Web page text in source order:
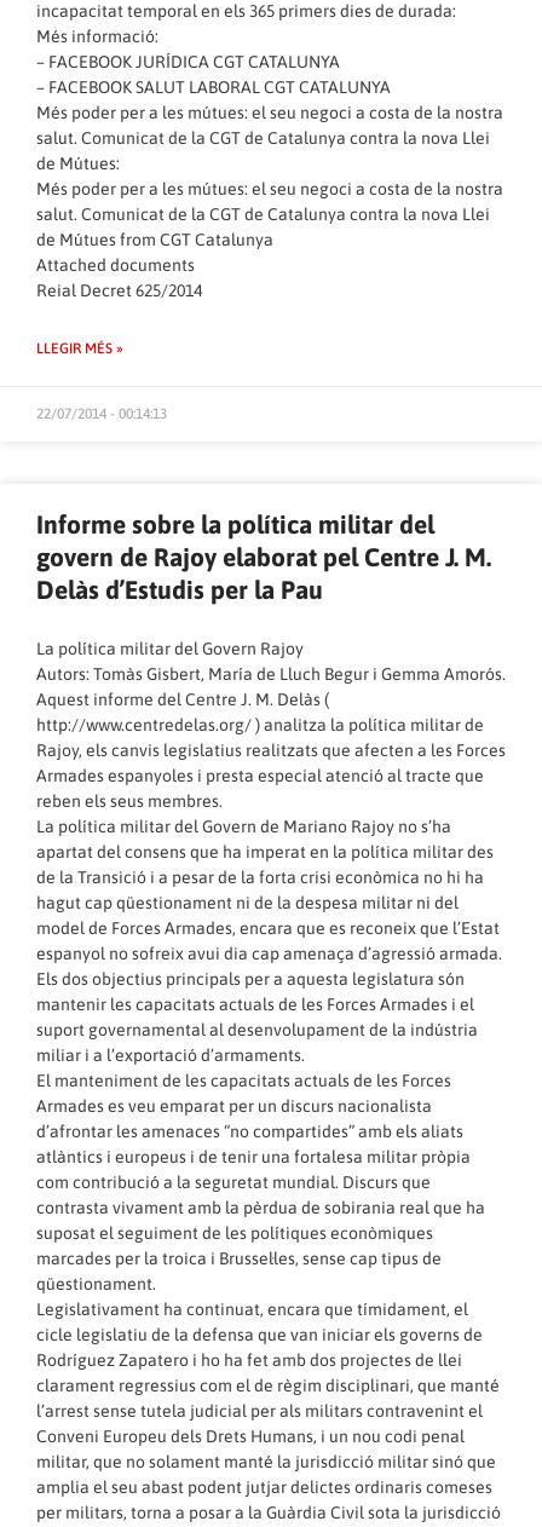
incapacitat temporal en els 365 primers dies de durada:
Més informació:
– FACEBOOK JURÍDICA CGT CATALUNYA
– FACEBOOK SALUT LABORAL CGT CATALUNYA
Més poder per a les mútues: el seu negoci a costa de la nostra
salut. Comunicat de la CGT de Catalunya contra la nova Llei
de Mútues:
Més poder per a les mútues: el seu negoci a costa de la nostra
salut. Comunicat de la CGT de Catalunya contra la nova Llei
de Mútuesfrom CGT Catalunya
Attached documents
Reial Decret 625/2014
LLEGIR MÉS »
22/07/2014 - 00:14:13
Informe sobre la política militar del
govern de Rajoy elaborat pel Centre J. M.
Delàs d’Estudis per la Pau
La política militar del Govern Rajoy
Autors: Tomàs Gisbert, María de Lluch Begur i Gemma Amorós.
Aquest informe del Centre J. M. Delàs (
http://www.centredelas.org/) analitza la política militar de
Rajoy, els canvis legislatius realitzats que afecten a les Forces
Armades espanyoles i presta especial atenció al tracte que
reben els seus membres.
La política militar del Govern de Mariano Rajoy no s’ha
apartat del consens que ha imperat en la política militar des
de la Transició i a pesar de la forta crisi econòmica no hi ha
hagut cap qüestionament ni de la despesa militar ni del
model de Forces Armades, encara que es reconeix que l’Estat
espanyol no sofreix avui dia cap amenaça d’agressió armada.
Els dos objectius principals per a aquesta legislatura són
mantenir les capacitats actuals de les Forces Armades i el
suport governamental al desenvolupament de la indústria
miliar i a l’exportació d’armaments.
El manteniment de les capacitats actuals de les Forces
Armades es veu emparat per un discurs nacionalista
d’afrontar les amenaces “no compartides” amb els aliats
atlàntics i europeus i de tenir una fortalesa militar pròpia
com contribució a la seguretat mundial. Discurs que
contrasta vivament amb la pèrdua de sobirania real que ha
suposat el seguiment de les polítiques econòmiques
marcades per la troica i Brussel·les, sense cap tipus de
qüestionament.
Legislativament ha continuat, encara que tímidament, el
cicle legislatiu de la defensa que van iniciar els governs de
Rodríguez Zapatero i ho ha fet amb dos projectes de llei
clarament regressius com el de règim disciplinari, que manté
l’arrest sense tutela judicial per als militars contravenint el
Conveni Europeu dels Drets Humans, i un nou codi penal
militar, que no solament manté la jurisdicció militar sinó que
amplia el seu abast podent jutjar delictes ordinaris comeses
per militars, torna a posar a la Guàrdia Civil sota la jurisdicció